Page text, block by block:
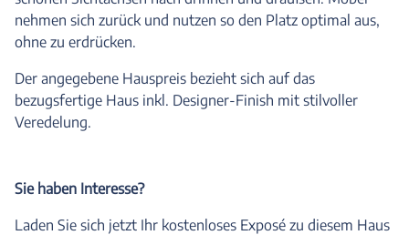
nehmen sich zurück und nutzen so den Platz optimal aus,
ohne zu erdrücken.
Der angegebene Hauspreis bezieht sich auf das
bezugsfertige Haus inkl. Designer-Finish mit stilvoller
Veredelung.
Sie haben Interesse?
Laden Sie sich jetzt Ihr kostenloses Exposé zu diesem Haus